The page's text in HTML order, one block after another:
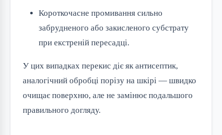
Короткочасне промивання сильно
забрудненого або закисленого субстрату
при екстреній пересадці.
У цих випадках перекис діє як антисептик,
аналогічний обробці порізу на шкірі — швидко
очищає поверхню, але не замінює подальшого
правильного догляду.